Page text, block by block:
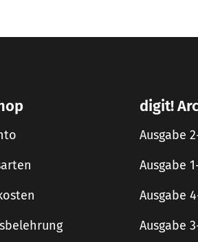
digit!
Ausgabe
Ausgabe
Ausgabe
Ausgabe